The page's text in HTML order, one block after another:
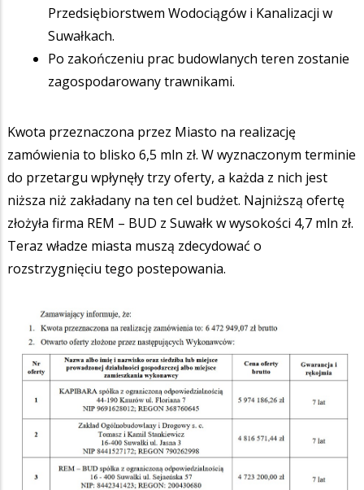
Przedsiębiorstwem Wodociągów i Kanalizacji w
Suwałkach.
Po zakończeniu prac budowlanych teren zostanie
zagospodarowany trawnikami.
Kwota przeznaczona przez Miasto na realizację
zamówienia to blisko 6,5 mln zł. W wyznaczonym terminie
do przetargu wpłynęły trzy oferty, a każda z nich jest
niższa niż zakładany na ten cel budżet. Najniższą ofertę
złożyła firma REM – BUD z Suwałk w wysokości 4,7 mln zł.
Teraz władze miasta muszą zdecydować o
rozstrzygnięciu tego postepowania.